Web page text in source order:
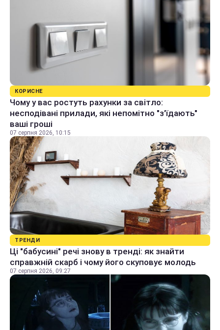
КОРИСНЕ
Чому у вас ростуть рахунки за світло:
несподівані прилади, які непомітно "з'їдають"
ваші гроші
07 серпня 2026, 10:15
ТРЕНДИ
Ці "бабусині" речі знову в тренді: як знайти
справжній скарб і чому його скуповує молодь
07 серпня 2026, 09:27